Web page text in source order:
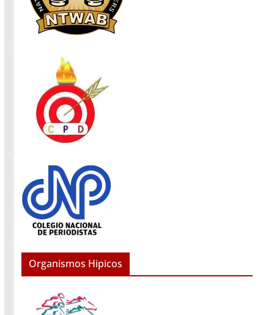
Organismos Hipicos